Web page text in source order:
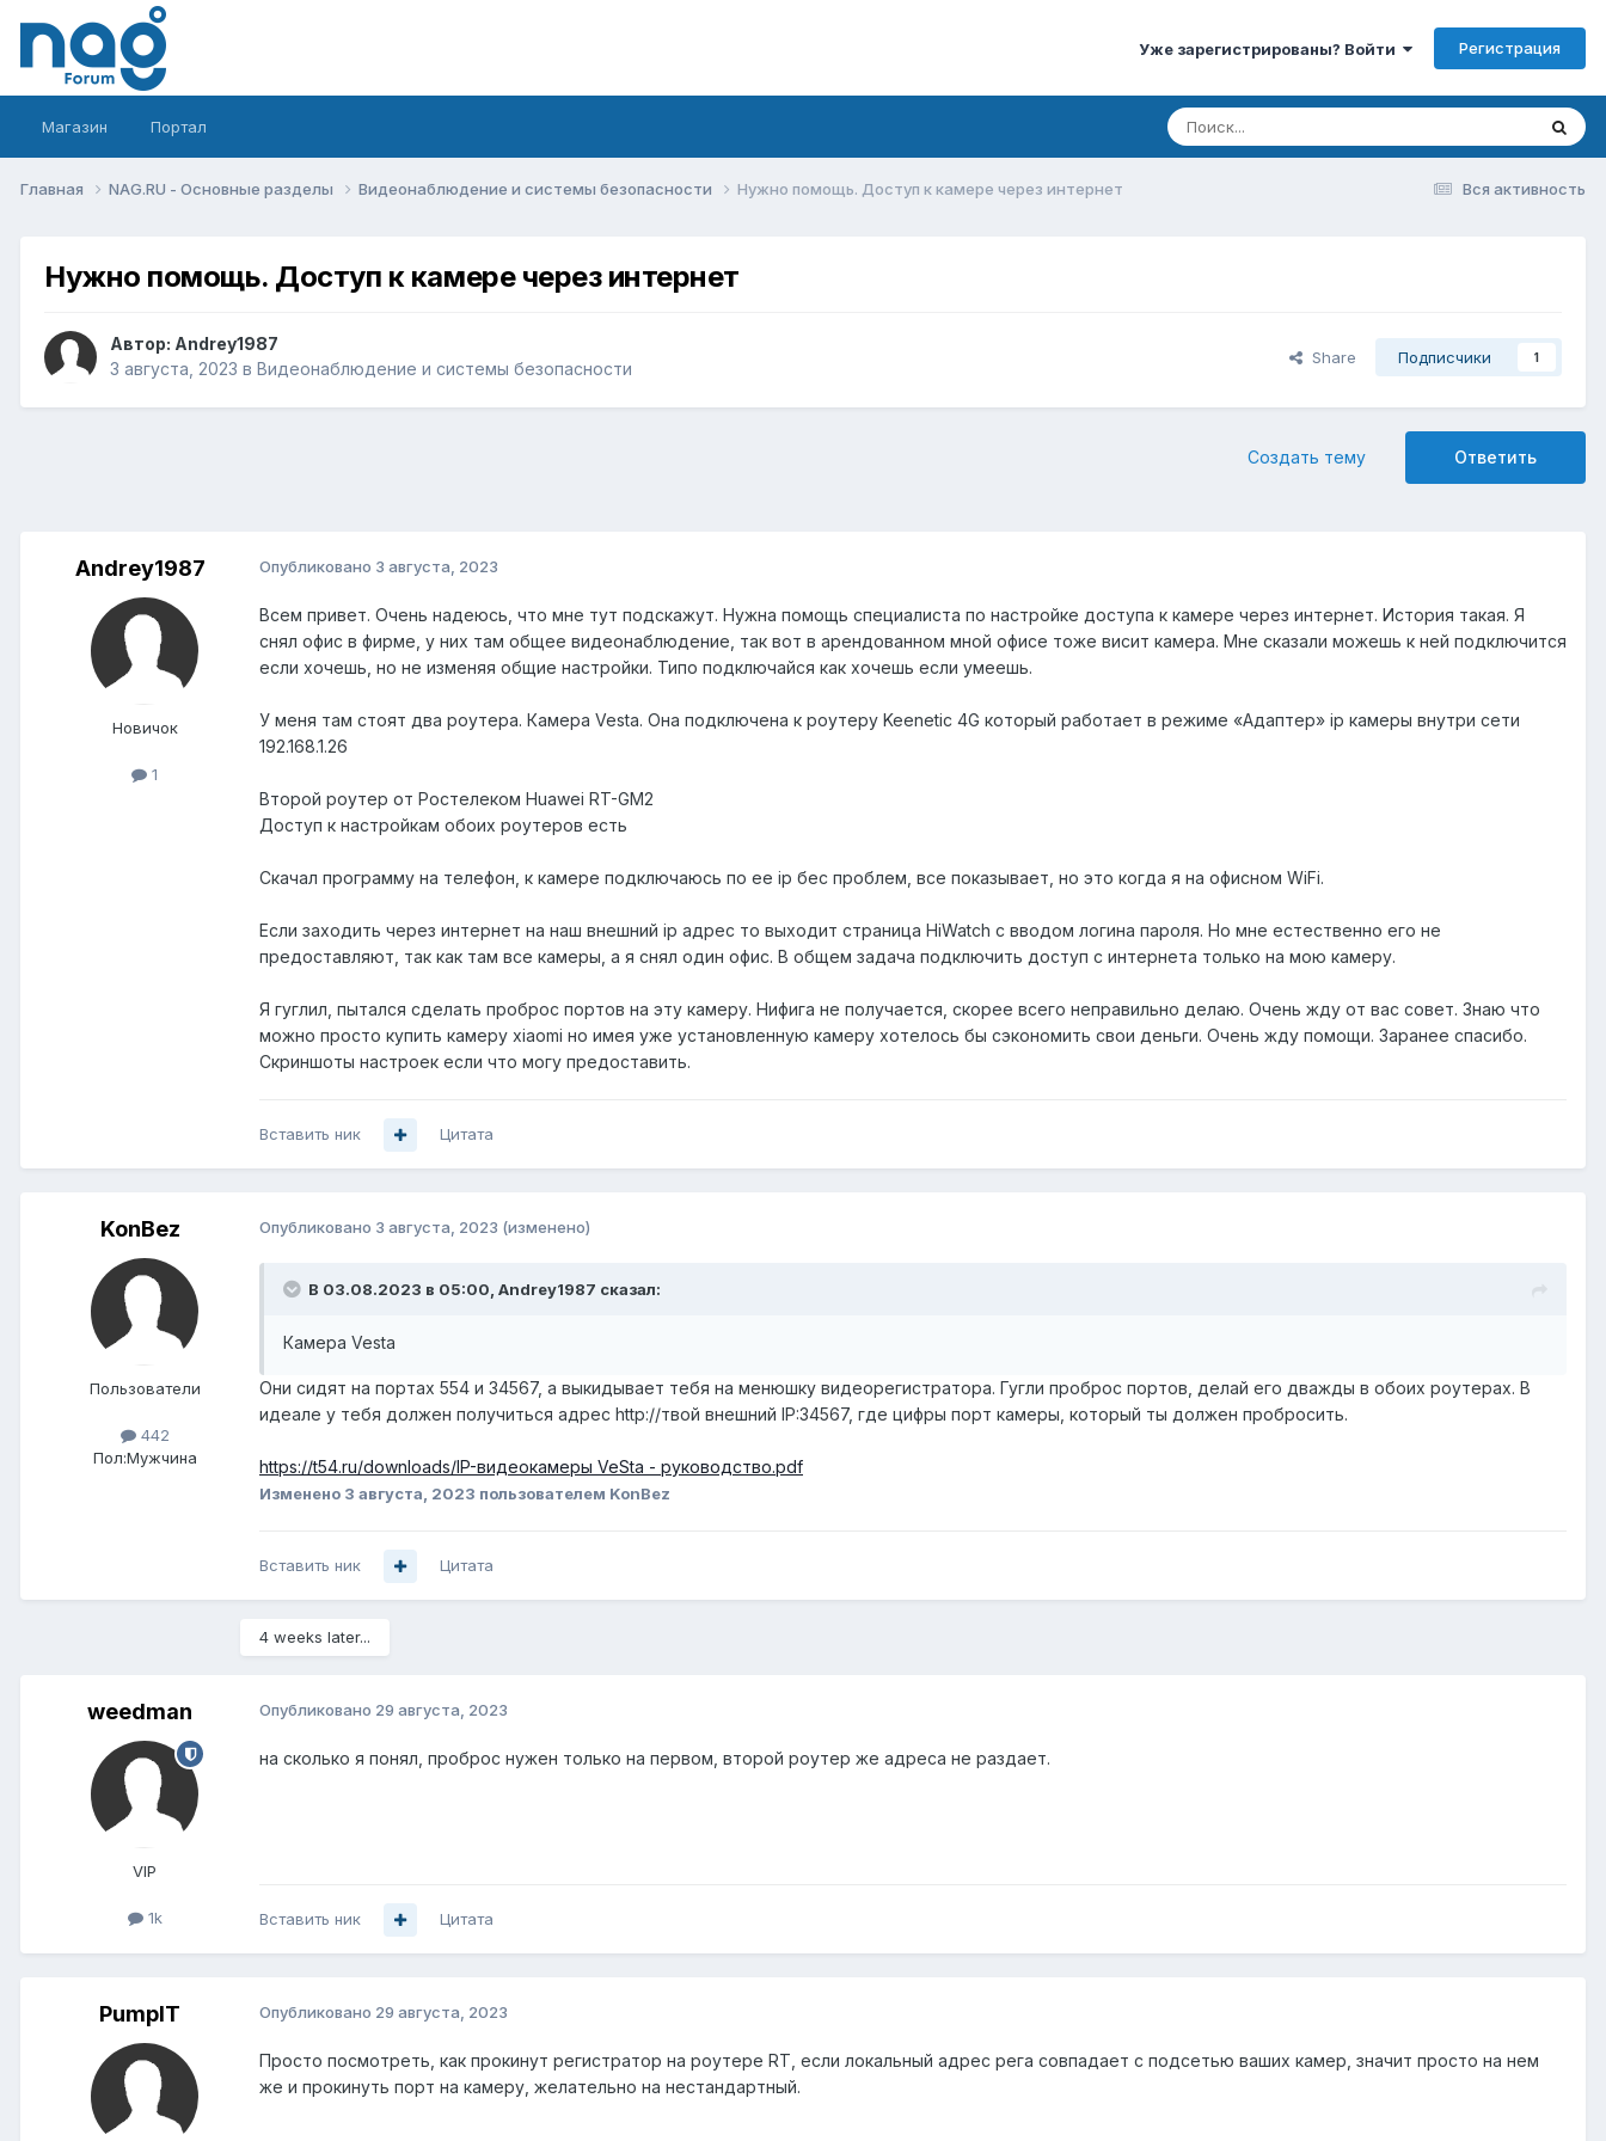
Уже зарегистрированы? Войти Регистрация
Магазин Портал
Вся активность
Главная NAG.RU - Основные разделы Видеонаблюдение и системы безопасности Нужно помощь. Доступ к камере через интернет
Нужно помощь. Доступ к камере через интернет
Автор: Andrey1987
3 августа, 2023 в Видеонаблюдение и системы безопасности
Share Подписчики 1
Ответить
Создать тему
Andrey1987
Новичок
1
Опубликовано 3 августа, 2023
Всем привет. Очень надеюсь, что мне тут подскажут. Нужна помощь специалиста по настройке доступа к камере через интернет. История такая. Я
снял офис в фирме, у них там общее видеонаблюдение, так вот в арендованном мной офисе тоже висит камера. Мне сказали можешь к ней подключится
если хочешь, но не изменяя общие настройки. Типо подключайся как хочешь если умеешь.
У меня там стоят два роутера. Камера Vesta. Она подключена к роутеру Keenetic 4G который работает в режиме «Адаптер» ip камеры внутри сети
192.168.1.26
Второй роутер от Ростелеком Huawei RT-GM2
Доступ к настройкам обоих роутеров есть
Скачал программу на телефон, к камере подключаюсь по ее ip бес проблем, все показывает, но это когда я на офисном WiFi.
Если заходить через интернет на наш внешний ip адрес то выходит страница HiWatch с вводом логина пароля. Но мне естественно его не
предоставляют, так как там все камеры, а я снял один офис. В общем задача подключить доступ с интернета только на мою камеру.
Я гуглил, пытался сделать проброс портов на эту камеру. Нифига не получается, скорее всего неправильно делаю. Очень жду от вас совет. Знаю что
можно просто купить камеру xiaomi но имея уже установленную камеру хотелось бы сэкономить свои деньги. Очень жду помощи. Заранее спасибо.
Скриншоты настроек если что могу предоставить.
Вставить ник Цитата
KonBez
Пользователи
442
Пол:Мужчина
Опубликовано 3 августа, 2023 (изменено)
В 03.08.2023 в 05:00, Andrey1987 сказал:
Камера Vesta
Они сидят на портах 554 и 34567, а выкидывает тебя на менюшку видеорегистратора. Гугли проброс портов, делай его дважды в обоих роутерах. В
идеале у тебя должен получиться адрес http://твой внешний IP:34567, где цифры порт камеры, который ты должен пробросить.
https://t54.ru/downloads/IP-видеокамеры VeSta - руководство.pdf
Изменено 3 августа, 2023 пользователем KonBez
Вставить ник Цитата
4 weeks later...
weedman
VIP
1k
Опубликовано 29 августа, 2023
на сколько я понял, проброс нужен только на первом, второй роутер же адреса не раздает.
Вставить ник Цитата
PumpIT Опубликовано 29 августа, 2023
Просто посмотреть, как прокинут регистратор на роутере RT, если локальный адрес рега совпадает с подсетью ваших камер, значит просто на нем
же и прокинуть порт на камеру, желательно на нестандартный.